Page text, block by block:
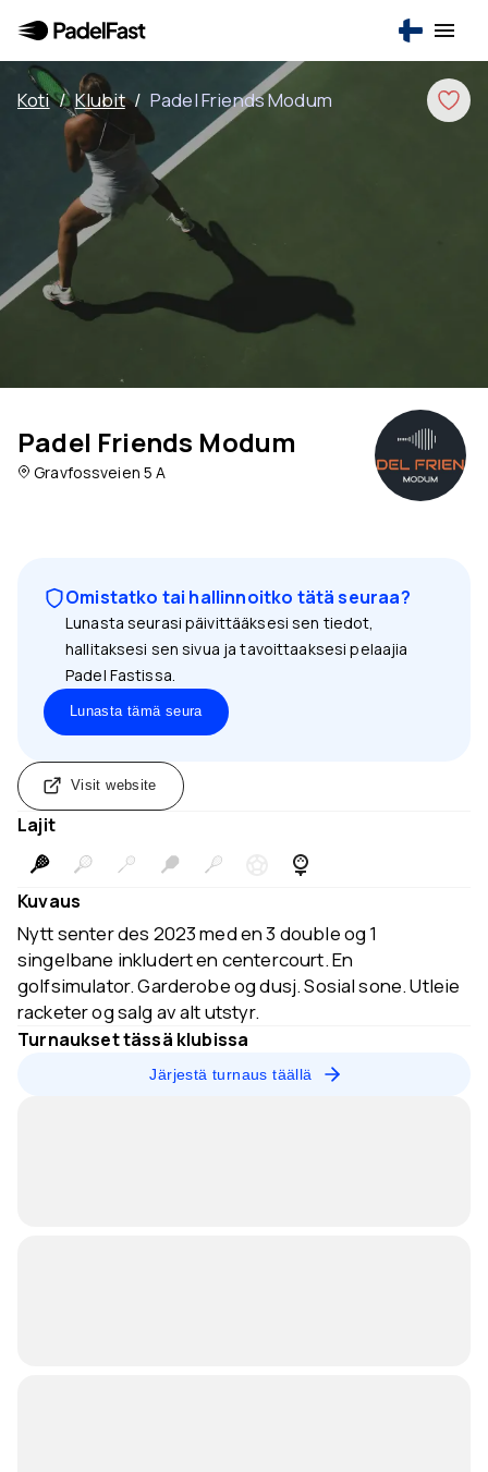
Koti / Klubit / Padel Friends Modum
Padel Friends Modum
Gravfossveien 5 A
Omistatko tai hallinnoitko tätä seuraa?
Lunasta seurasi päivittääksesi sen tiedot,
hallitaksesi sen sivua ja tavoittaaksesi pelaajia
Padel Fastissa.
Lunasta tämä seura
Visit website
Lajit
Kuvaus
Nytt senter des 2023 med en 3 double og 1
singelbane inkludert en centercourt. En
golfsimulator. Garderobe og dusj. Sosial sone. Utleie
racketer og salg av alt utstyr.
Turnaukset tässä klubissa
Järjestä turnaus täällä